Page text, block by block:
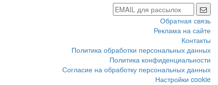
Обратная связь
Реклама на сайте
Контакты
Политика обработки персональных данных
Политика конфиденциальности
Согласие на обработку персональных данных
Настройки cookie